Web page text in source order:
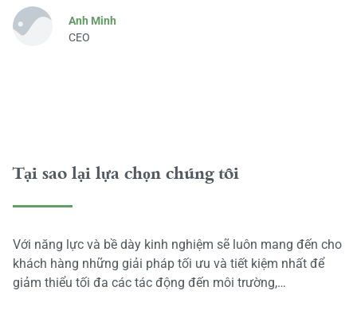
Anh Minh
CEO
Tại sao lại lựa chọn chúng tôi
Với năng lực và bề dày kinh nghiệm sẽ luôn mang đến cho
khách hàng những giải pháp tối ưu và tiết kiệm nhất để
giảm thiểu tối đa các tác động đến môi trường,…